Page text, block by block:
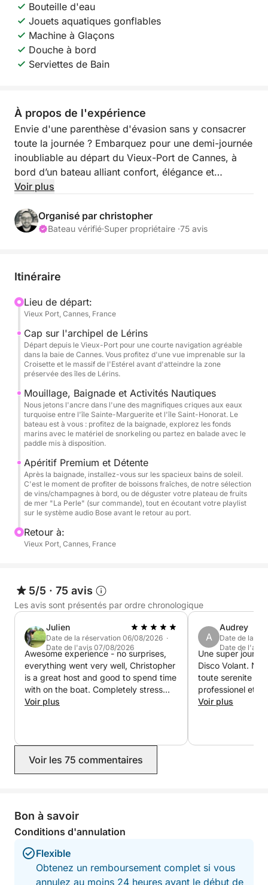
Bouteille d'eau
Jouets aquatiques gonflables
Machine à Glaçons
Douche à bord
Serviettes de Bain
À propos de l'expérience
Envie d'une parenthèse d'évasion sans y consacrer
toute la journée ? Embarquez pour une demi-journée
inoubliable au départ du Vieux-Port de Cannes, à
bord d’un bateau alliant confort, élégance et
convivialité.
Accompagnés de votre skipper professionnel, nous
mettrons le cap directement sur les eaux turquoise
cristallines, session de paddle, snorkeling et détente
⏰ Deux créneaux disponibles selon vos envies :
Matinée (09h00 - 13h00) : Idéal pour profiter du
calme absolu de la baie et d'une mer d'huile avant
l'affluence.
Après-midi (14h30 - 18h30) : Parfait pour profiter de
la chaleur, du soleil et d'une belle ambiance de fin
de journée sur l'eau.
🥂 Apéritif Premium et art de vivre à bord :
Sur ce format dynamique, nous privilégions la
détente. Une sélection soignée de vins et de
champagnes est disponible à la vente directement à
bord.
De plus, grâce à notre partenariat exclusif avec La
Perle, le célèbre restaurant écailler de Cannes, vous
directement sur le pont du bateau.
💎 Confort et équipements premium (Tarif tout
inclus) :
Le tarif comprend la privatisation du bateau, le
carburant et les services du skipper professionnel.
À bord, tout est pensé pour votre bien-être :
Bains de soleil spacieux (avant et arrière) et taud
Douche de pont et WC marin
Glacière avec glaçons et eau minérale fraîche à
Système audio Bose Bluetooth pour diffuser votre
propre playlist
Serviettes de bain douces
Voir plus
Organisé par christopher
Bateau vérifié·Super propriétaire ·75 avis
Itinéraire
Lieu de départ:
Vieux Port, Cannes, France
Cap sur l'archipel de Lérins
Départ depuis le Vieux-Port pour une courte navigation agréable
dans la baie de Cannes. Vous profitez d'une vue imprenable sur la
Croisette et le massif de l'Estérel avant d'atteindre la zone
préservée des îles de Lérins.
Mouillage, Baignade et Activités Nautiques
Nous jetons l'ancre dans l'une des magnifiques criques aux eaux
turquoise entre l'île Sainte-Marguerite et l'île Saint-Honorat. Le
bateau est à vous : profitez de la baignade, explorez les fonds
marins avec le matériel de snorkeling ou partez en balade avec le
paddle mis à disposition.
Apéritif Premium et Détente
Après la baignade, installez-vous sur les spacieux bains de soleil.
C'est le moment de profiter de boissons fraîches, de notre sélection
de vins/champagnes à bord, ou de déguster votre plateau de fruits
de mer "La Perle" (sur commande), tout en écoutant votre playlist
sur le système audio Bose avant le retour au port.
Retour à:
Vieux Port, Cannes, France
5/5 · 75 avis
Les avis sont présentés par ordre chronologique
Julien
Date de la réservation 06/08/2026 ·
Date de l'avis 07/08/2026
Awesome experience - no surprises,
everything went very well, Christopher
is a great host and good to spend time
with on the boat. Completely stress
free and enjoyable. Thanks for
Voir plus
A
Audrey
Date de la
Date de
Une super
Disco Volant.
toute serenite de
professionel et
tout gere de A a
Voir plus
Voir les 75 commentaires
Bon à savoir
Conditions d'annulation
Flexible
Obtenez un remboursement complet si vous
annulez au moins 24 heures avant le début de